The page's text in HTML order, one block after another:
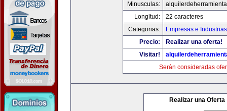
Minusculas:
Longitud:
22 caracteres
Categorias:
Empresas e Industrias
Precio:
Realizar una oferta!
Visitar!
Serán consideradas
Realizar una Oferta